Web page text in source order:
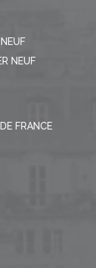
NEUF
FRANCE